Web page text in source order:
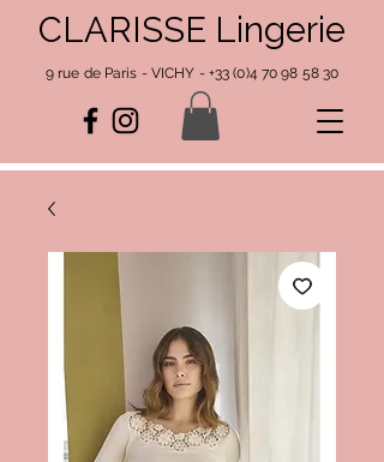
CLARISSE Lingerie
9 rue de Paris - VICHY - +33 (0)4 70 98 58 30